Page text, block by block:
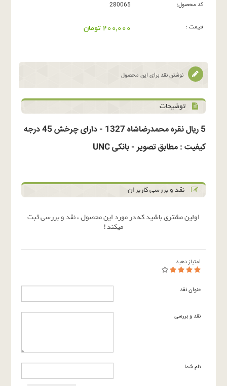
کد محصول: 280065
قیمت : 200,000 تومان
نوشتن نقد برای این محصول
توضیحات
5 ریال نقره محمدرضاشاه 1327 - دارای چرخش 45 درجه
کیفیت : مطابق تصویر - بانکی UNC
نقد و بررسی کاربران
اولین مشتری باشید که در مورد این محصول ، نقد و بررسی ثبت
میکند !
امتیاز دهید
عنوان نقد
نقد و بررسی
نام شما